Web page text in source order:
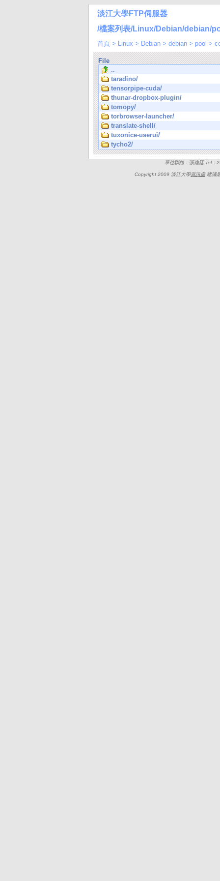
淡江大學FTP伺服器
/檔案列表/Linux/Debian/debian/
首頁 > Linux > Debian > debian > pool >
File
..
taradino/
tensorpipe-cuda/
thunar-dropbox-plugin/
tomopy/
torbrowser-launcher/
translate-shell/
tuxonice-userui/
tycho2/
單位聯絡：張維廷 Tel
Copyright 2009 淡江大學資訊處建議